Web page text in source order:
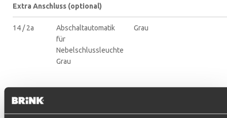
Extra Anschluss (optional)
14 / 2a
Abschaltautomatik
für
Nebelschlussleuchte
Grau
Grau